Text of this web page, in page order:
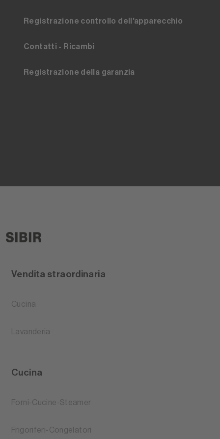
Registrazione controllo dell'apparecchio
Contatti - Ricambi
Registrazione della garanzia
Vendita straordinaria
Cucina
Lavanderia
Cucina
Forni-Cucine-Steamer
Frigoriferi-Congelatori